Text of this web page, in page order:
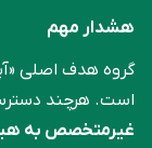
هشدار مهم
گروه هدف اصلی
است. هرچند
غیرمتخصص به